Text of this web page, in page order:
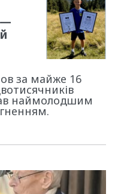
—
за майже 16
наймолодшим